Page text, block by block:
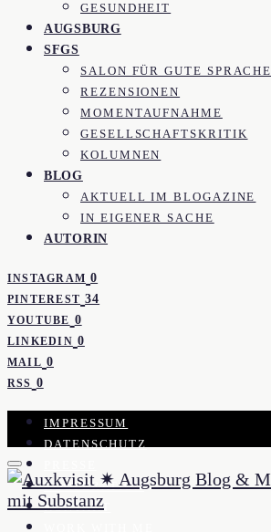
GESUNDHEIT
AUGSBURG
SFGS
SALON FÜR GUTE SPRACHE
REZENSIONEN
MOMENTAUFNAHME
GESELLSCHAFTSKRITIK
KOLUMNEN
BLOG
AKTUELL IM BLOGAZINE
IN EIGENER SACHE
AUTORIN
INSTAGRAM 0
PINTEREST 34
YOUTUBE 0
LINKEDIN 0
MAIL 0
RSS 0
IMPRESSUM
DATENSCHUTZ
KOOPERATION
KONTAKT